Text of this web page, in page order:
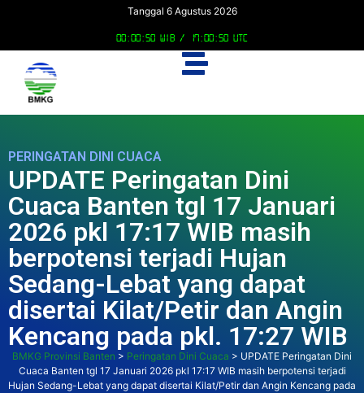
Tanggal 6 Agustus 2026
00:00:51 WIB / 17:00:51 UTC
PERINGATAN DINI CUACA
UPDATE Peringatan Dini
Cuaca Banten tgl 17 Januari
2026 pkl 17:17 WIB masih
berpotensi terjadi Hujan
Sedang-Lebat yang dapat
disertai Kilat/Petir dan Angin
Kencang pada pkl. 17:27 WIB
BMKG Provinsi Banten > Peringatan Dini Cuaca > UPDATE Peringatan Dini
Cuaca Banten tgl 17 Januari 2026 pkl 17:17 WIB masih berpotensi terjadi
Hujan Sedang-Lebat yang dapat disertai Kilat/Petir dan Angin Kencang pada